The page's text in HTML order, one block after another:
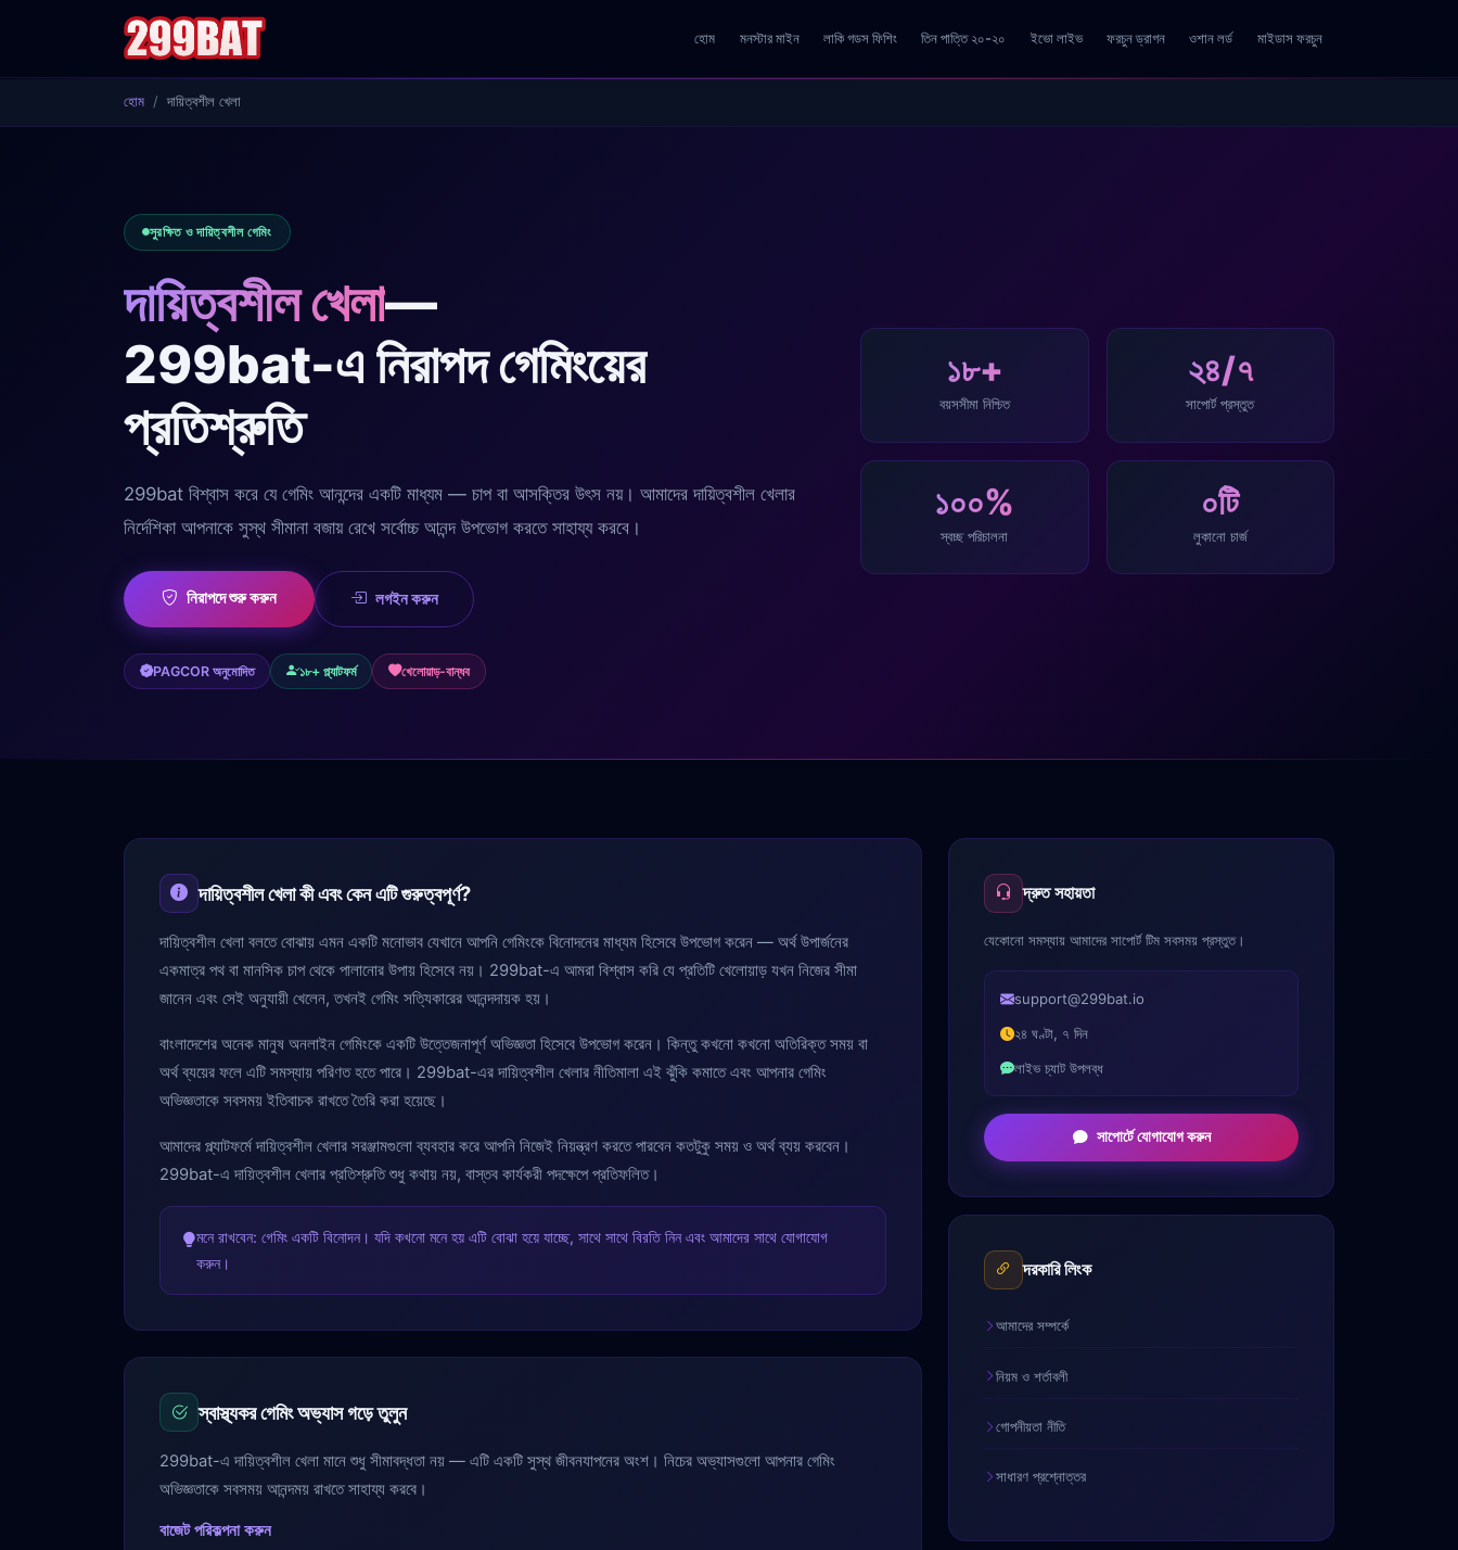
হোম মনস্টার মাইন লাকি গডস ফিশিং তিন পাত্তি ২০-২০ ইভো লাইভ ফরচুন ড্রাগন ওশান লর্ড মাইডাস ফরচুন
হোম দায়িত্বশীল খেলা
সুরক্ষিত ও দায়িত্বশীল গেমিং
দায়িত্বশীল খেলা—
299bat-এ নিরাপদ গেমিংয়ের
প্রতিশ্রুতি
299bat বিশ্বাস করে যে গেমিং আনন্দের একটি মাধ্যম — চাপ বা আসক্তির উৎস নয়। আমাদের দায়িত্বশীল খেলার
নির্দেশিকা আপনাকে সুস্থ সীমানা বজায় রেখে সর্বোচ্চ আনন্দ উপভোগ করতে সাহায্য করবে।
নিরাপদে শুরু করুন লগইন করুন
PAGCOR অনুমোদিত ১৮+ প্ল্যাটফর্ম খেলোয়াড়-বান্ধব
১৮+
বয়সসীমা নিশ্চিত
২৪/৭
সাপোর্ট প্রস্তুত
১০০%
স্বচ্ছ পরিচালনা
০টি
লুকানো চার্জ
দায়িত্বশীল খেলা কী এবং কেন এটি গুরুত্বপূর্ণ?
দায়িত্বশীল খেলা বলতে বোঝায় এমন একটি মনোভাব যেখানে আপনি গেমিংকে বিনোদনের মাধ্যম হিসেবে উপভোগ করেন — অর্থ উপার্জনের
একমাত্র পথ বা মানসিক চাপ থেকে পালানোর উপায় হিসেবে নয়। 299bat-এ আমরা বিশ্বাস করি যে প্রতিটি খেলোয়াড় যখন নিজের সীমা
জানেন এবং সেই অনুযায়ী খেলেন, তখনই গেমিং সত্যিকারের আনন্দদায়ক হয়।
বাংলাদেশের অনেক মানুষ অনলাইন গেমিংকে একটি উত্তেজনাপূর্ণ অভিজ্ঞতা হিসেবে উপভোগ করেন। কিন্তু কখনো কখনো অতিরিক্ত সময় বা
অর্থ ব্যয়ের ফলে এটি সমস্যায় পরিণত হতে পারে। 299bat-এর দায়িত্বশীল খেলার নীতিমালা এই ঝুঁকি কমাতে এবং আপনার গেমিং
অভিজ্ঞতাকে সবসময় ইতিবাচক রাখতে তৈরি করা হয়েছে।
আমাদের প্ল্যাটফর্মে দায়িত্বশীল খেলার সরঞ্জামগুলো ব্যবহার করে আপনি নিজেই নিয়ন্ত্রণ করতে পারবেন কতটুকু সময় ও অর্থ ব্যয় করবেন।
299bat-এ দায়িত্বশীল খেলার প্রতিশ্রুতি শুধু কথায় নয়, বাস্তব কার্যকরী পদক্ষেপে প্রতিফলিত।
মনে রাখবেন: গেমিং একটি বিনোদন। যদি কখনো মনে হয় এটি বোঝা হয়ে যাচ্ছে, সাথে সাথে বিরতি নিন এবং আমাদের সাথে যোগাযোগ
করুন।
স্বাস্থ্যকর গেমিং অভ্যাস গড়ে তুলুন
299bat-এ দায়িত্বশীল খেলা মানে শুধু সীমাবদ্ধতা নয় — এটি একটি সুস্থ জীবনযাপনের অংশ। নিচের অভ্যাসগুলো আপনার গেমিং
অভিজ্ঞতাকে সবসময় আনন্দময় রাখতে সাহায্য করবে।
বাজেট পরিকল্পনা করুন
দ্রুত সহায়তা
যেকোনো সমস্যায় আমাদের সাপোর্ট টিম সবসময় প্রস্তুত।
support@299bat.io
২৪ ঘণ্টা, ৭ দিন
লাইভ চ্যাট উপলব্ধ
সাপোর্টে যোগাযোগ করুন
দরকারি লিংক
আমাদের সম্পর্কে
নিয়ম ও শর্তাবলী
গোপনীয়তা নীতি
সাধারণ প্রশ্নোত্তর